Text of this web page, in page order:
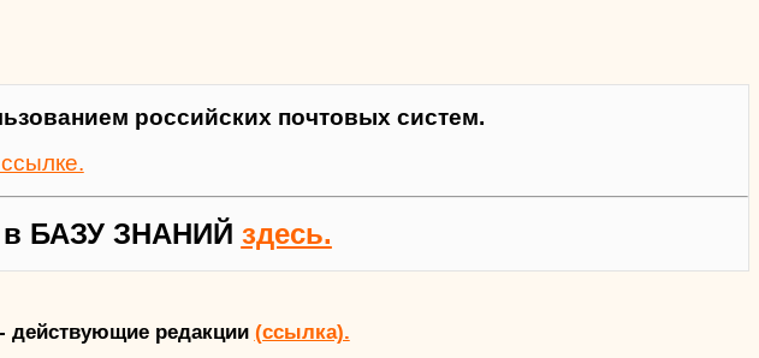
российских почтовых систем.
в БАЗУ ЗНАНИЙ здесь.
действующие редакции (ссылка).